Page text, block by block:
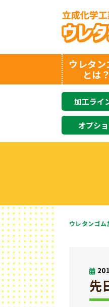
ウレタン
とは？
加工ライ
オプシ
ウレタンゴ
先